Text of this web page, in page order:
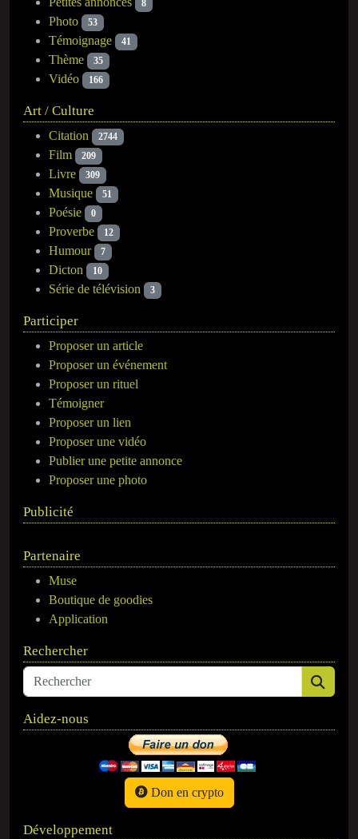
8
Photo 53
Témoignage 41
Thème 35
Vidéo 166
Art / Culture
Citation 2744
Film 209
Livre 309
Musique 51
Poésie 0
Proverbe 12
Humour 7
Dicton 10
Série de télévision 3
Participer
Proposer un article
Proposer un événement
Proposer un rituel
Témoigner
Proposer un lien
Proposer une vidéo
Publier une petite annonce
Proposer une photo
Publicité
Partenaire
Muse
Boutique de goodies
Application
Rechercher
Aidez-nous
Don en crypto
Développement